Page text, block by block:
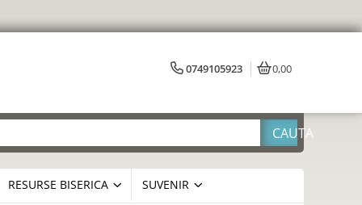
0749105923 0,00
RESURSE BISERICA SUVENIR